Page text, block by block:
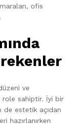
ofis
ve
role sahiptir. İyi bir
de estetik açıdan
hazırlanırken